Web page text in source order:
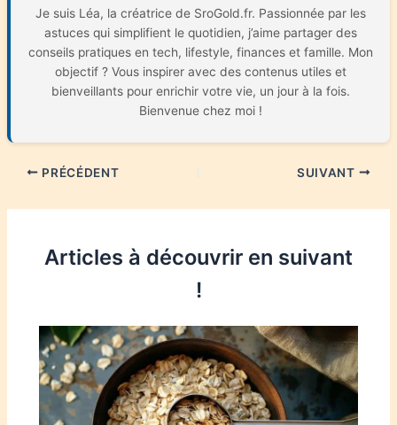
Je suis Léa, la créatrice de SroGold.fr. Passionnée par les
astuces qui simplifient le quotidien, j’aime partager des
conseils pratiques en tech, lifestyle, finances et famille. Mon
objectif ? Vous inspirer avec des contenus utiles et
bienveillants pour enrichir votre vie, un jour à la fois.
Bienvenue chez moi !
PRÉCÉDENT SUIVANT
Articles à découvrir en suivant
!